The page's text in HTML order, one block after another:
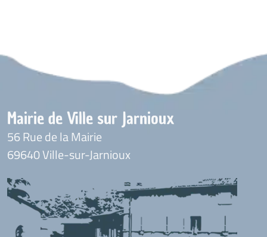
Mairie de Ville sur Jarnioux
56 Rue de la Mairie
69640 Ville-sur-Jarnioux